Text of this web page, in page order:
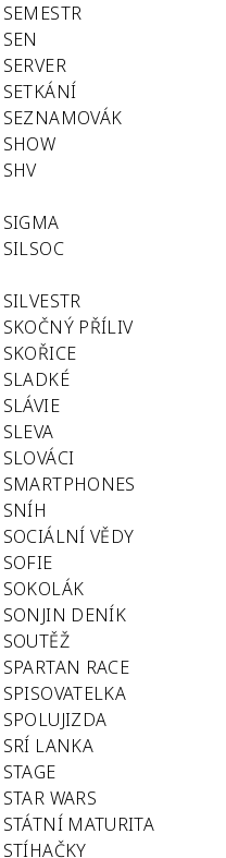
SEMESTR
SEN
SERVER
SETKÁNÍ
SEZNAMOVÁK
SHOW
SHV
SIGMA
SILSOC
SILVESTR
SKOČNÝ PŘÍLIV
SKOŘICE
SLADKÉ
SLÁVIE
SLEVA
SLOVÁCI
SMARTPHONES
SNÍH
SOCIÁLNÍ VĚDY
SOFIE
SOKOLÁK
SONJIN DENÍK
SOUTĚŽ
SPARTAN RACE
SPISOVATELKA
SPOLUJIZDA
SRÍ LANKA
STAGE
STAR WARS
STÁTNÍ MATURITA
STÍHAČKY